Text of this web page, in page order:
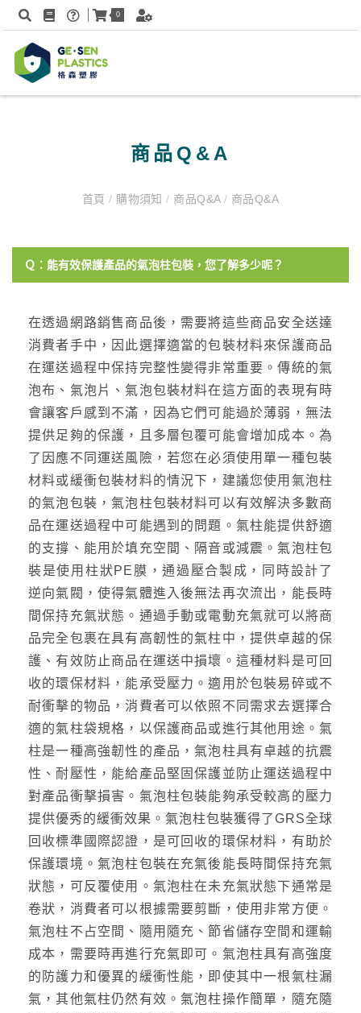
0
商品Q&A
首頁/ 購物須知/ 商品Q&A / 商品Q&A
Ｑ：能有效保護產品的氣泡柱包裝，您了解多少呢？
在透過網路銷售商品後，需要將這些商品安全送達
消費者手中，因此選擇適當的包裝材料來保護商品
在運送過程中保持完整性變得非常重要。傳統的氣
泡布、氣泡片、氣泡包裝材料在這方面的表現有時
會讓客戶感到不滿，因為它們可能過於薄弱，無法
提供足夠的保護，且多層包覆可能會增加成本。為
了因應不同運送風險，若您在必須使用單一種包裝
材料或緩衝包裝材料的情況下，建議您使用氣泡柱
的氣泡包裝，氣泡柱包裝材料可以有效解決多數商
品在運送過程中可能遇到的問題。氣柱能提供舒適
的支撐、能用於填充空間、隔音或減震。氣泡柱包
裝是使用柱狀PE膜，通過壓合製成，同時設計了
逆向氣閥，使得氣體進入後無法再次流出，能長時
間保持充氣狀態。通過手動或電動充氣就可以將商
品完全包裹在具有高韌性的氣柱中，提供卓越的保
護、有效防止商品在運送中損壞。這種材料是可回
收的環保材料，能承受壓力。適用於包裝易碎或不
耐衝擊的物品，消費者可以依照不同需求去選擇合
適的氣柱袋規格，以保護商品或進行其他用途。氣
柱是一種高強韌性的產品，氣泡柱具有卓越的抗震
性、耐壓性，能給產品堅固保護並防止運送過程中
對產品衝擊損害。氣泡柱包裝能夠承受較高的壓力
提供優秀的緩衝效果。氣泡柱包裝獲得了GRS全球
回收標準國際認證，是可回收的環保材料，有助於
保護環境。氣泡柱包裝在充氣後能長時間保持充氣
狀態，可反覆使用。氣泡柱在未充氣狀態下通常是
卷狀，消費者可以根據需要剪斷，使用非常方便。
氣泡柱不占空間、隨用隨充、節省儲存空間和運輸
成本，需要時再進行充氣即可。氣泡柱具有高強度
的防護力和優異的緩衝性能，即使其中一根氣柱漏
氣，其他氣柱仍然有效。氣泡柱操作簡單，隨充隨